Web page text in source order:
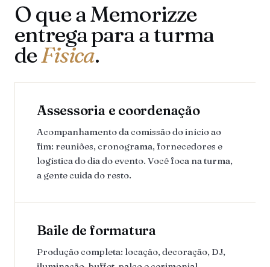
O que a Memorizze
entrega para a turma
deFisica.
Assessoria e coordenação
Acompanhamento da comissão do início ao
fim: reuniões, cronograma, fornecedores e
logística do dia do evento. Você foca na turma,
a gente cuida do resto.
Baile de formatura
Produção completa: locação, decoração, DJ,